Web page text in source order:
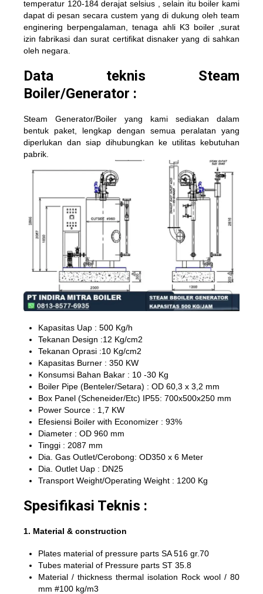
temperatur 120-184 derajat selsius , selain itu boiler kami
dapat di pesan secara custem yang di dukung oleh team
enginering berpengalaman, tenaga ahli K3 boiler ,surat
izin fabrikasi dan surat certifikat disnaker yang di sahkan
oleh negara.
Data teknis Steam
Boiler/Generator :
Steam Generator/Boiler yang kami sediakan dalam
bentuk paket, lengkap dengan semua peralatan yang
diperlukan dan siap dihubungkan ke utilitas kebutuhan
pabrik.
Kapasitas Uap : 500 Kg/h
Tekanan Design :12 Kg/cm2
Tekanan Oprasi :10 Kg/cm2
Kapasitas Burner : 350 KW
Konsumsi Bahan Bakar : 10 -30 Kg
Boiler Pipe (Benteler/Setara) : OD 60,3 x 3,2 mm
Box Panel (Scheneider/Etc) IP55: 700x500x250 mm
Power Source : 1,7 KW
Efesiensi Boiler with Economizer : 93%
Diameter : OD 960 mm
Tinggi : 2087 mm
Dia. Gas Outlet/Cerobong: OD350 x 6 Meter
Dia. Outlet Uap : DN25
Transport Weight/Operating Weight : 1200 Kg
Spesifikasi Teknis :
1. Material & construction
Plates material of pressure parts SA 516 gr.70
Tubes material of Pressure parts ST 35.8
Material / thickness thermal isolation Rock wool / 80
mm #100 kg/m3